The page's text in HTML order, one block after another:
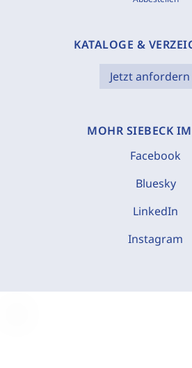
KATALOGE &
Jetzt anfordern
MOHR SIEBECK
Facebook
Bluesky
LinkedIn
Instagram